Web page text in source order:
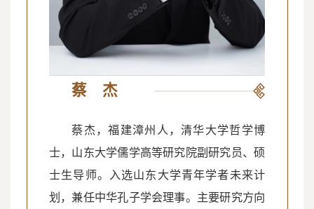
蔡 杰
蔡杰，福建漳州人，清华大学哲学博
士，山东大学儒学高等研究院副研究员、硕
士生导师。入选山东大学青年学者未来计
划，兼任中华孔子学会理事。主要研究方向